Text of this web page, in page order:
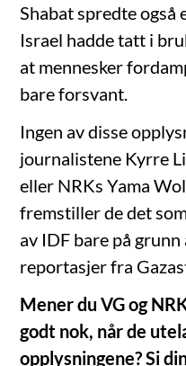
Shabat spredte også
Israel hadde tatt i
at mennesker
bare forsvant.
Ingen av disse
journalistene Kyrre
eller NRKs Yama
fremstiller de det
av IDF bare på
reportasjer fra
Mener du VG og
godt nok, når de
opplysningene? Si